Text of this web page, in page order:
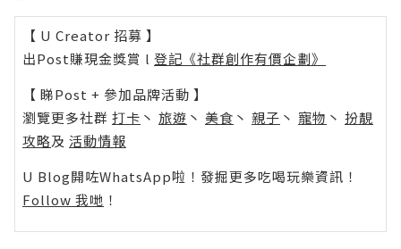
【 U Creator 招募 】
出Post賺現金獎賞 l 登記《社群創作有價企劃》
【 睇Post + 參加品牌活動 】
瀏覽更多社群 打卡 丶 旅遊 丶 美食 丶 親子 丶 寵物 丶 扮靚
攻略及 活動情報
U Blog開咗WhatsApp啦！發掘更多吃喝玩樂資訊！
Follow 我哋 ！